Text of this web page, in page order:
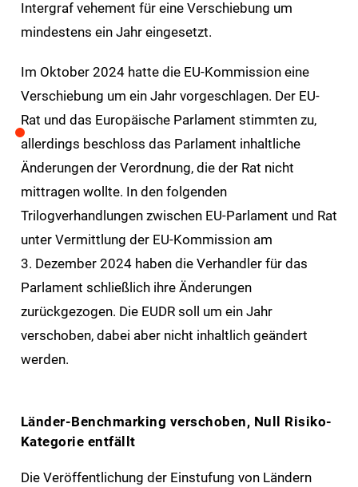
Intergraf vehement für eine Verschiebung um
mindestens ein Jahr eingesetzt.
Im Oktober 2024 hatte die EU-Kommission eine
Verschiebung um ein Jahr vorgeschlagen. Der EU-
Rat und das Europäische Parlament stimmten zu,
allerdings beschloss das Parlament inhaltliche
Änderungen der Verordnung, die der Rat nicht
mittragen wollte. In den folgenden
Trilogverhandlungen zwischen EU-Parlament und Rat
unter Vermittlung der EU-Kommission am
3. Dezember 2024 haben die Verhandler für das
Parlament schließlich ihre Änderungen
zurückgezogen. Die EUDR soll um ein Jahr
verschoben, dabei aber nicht inhaltlich geändert
werden.
Länder-Benchmarking verschoben, Null Risiko-
Kategorie entfällt
Die Veröffentlichung der Einstufung von Ländern